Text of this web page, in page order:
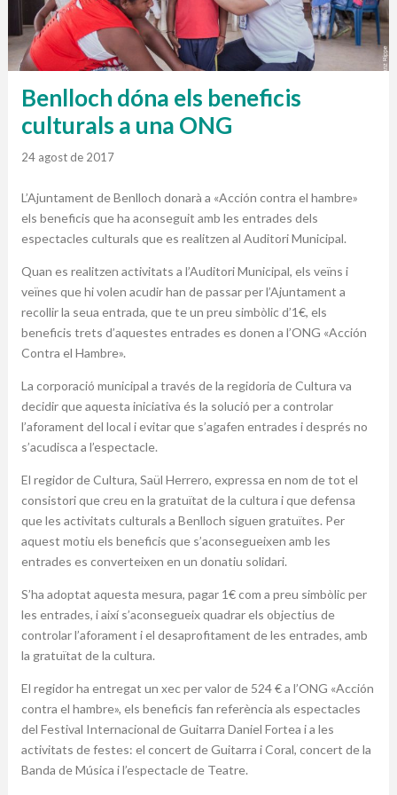
Benlloch dóna els beneficis
culturals a una ONG
24 agost de 2017
L’Ajuntament de Benlloch donarà a «Acción contra el hambre»
els beneficis que ha aconseguit amb les entrades dels
espectacles culturals que es realitzen al Auditori Municipal.
Quan es realitzen activitats a l’Auditori Municipal, els veïns i
veïnes que hi volen acudir han de passar per l’Ajuntament a
recollir la seua entrada, que te un preu simbòlic d’1€, els
beneficis trets d’aquestes entrades es donen a l’ONG «Acción
Contra el Hambre».
La corporació municipal a través de la regidoria de Cultura va
decidir que aquesta iniciativa és la solució per a controlar
l’aforament del local i evitar que s’agafen entrades i després no
s’acudisca a l’espectacle.
El regidor de Cultura, Saül Herrero, expressa en nom de tot el
consistori que creu en la gratuïtat de la cultura i que defensa
que les activitats culturals a Benlloch siguen gratuïtes. Per
aquest motiu els beneficis que s’aconsegueixen amb les
entrades es converteixen en un donatiu solidari.
S’ha adoptat aquesta mesura, pagar 1€ com a preu simbòlic per
les entrades, i així s’aconsegueix quadrar els objectius de
controlar l’aforament i el desaprofitament de les entrades, amb
la gratuïtat de la cultura.
El regidor ha entregat un xec per valor de 524 € a l’ONG «Acción
contra el hambre», els beneficis fan referència als espectacles
del Festival Internacional de Guitarra Daniel Fortea i a les
activitats de festes: el concert de Guitarra i Coral, concert de la
Banda de Música i l’espectacle de Teatre.